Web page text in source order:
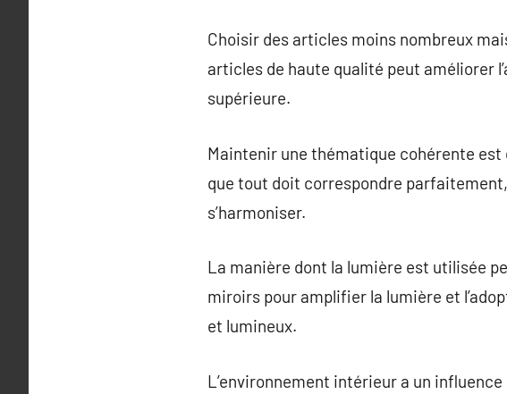
Choisir des articles moins nombreux
articles de haute qualité peut améliorer
supérieure.
Maintenir une thématique cohérente est
que tout doit correspondre
s’harmoniser.
La manière dont la lumière est utilisée
miroirs pour amplifier la lumière et
et lumineux.
L’environnement intérieur a un